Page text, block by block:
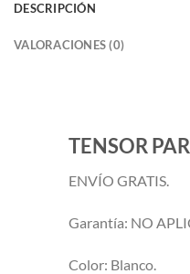
DESCRIPCIÓN
VALORACIONES (0)
TENSOR
ENVÍO GRATIS.
Garantía: NO
Color: Blanco.